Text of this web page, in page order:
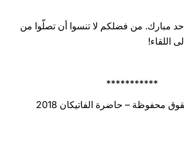
مبارك. من فضلكم لا تنسوا أن تصلّوا من
اللقاء!
***********
محفوظة – حاضرة الفاتيكان 2018